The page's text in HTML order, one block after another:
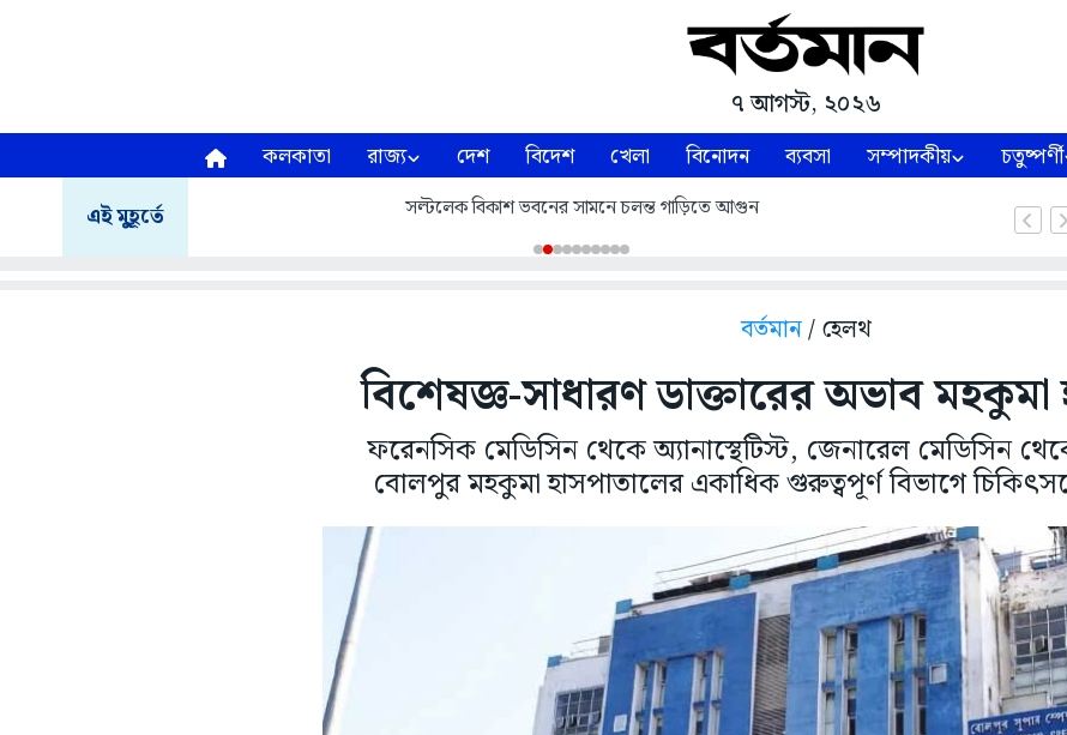
৭ আগস্ট, ২০২৬
কলকাতা রাজ্য দেশ বিদেশ খেলা বিনোদন ব্যবসা সম্পাদকীয় চতুষ্পর্ণী
এই মুহূর্তে সল্টলেক বিকাশ ভবনের সামনে চলন্ত গাড়িতে আগুন
বর্তমান/ হেলথ
বিশেষজ্ঞ-সাধারণ ডাক্তারের অভাব মহকুমা
ফরেনসিক মেডিসিন থেকে অ্যানাস্থেটিস্ট, জেনারেল মেডিসিন
বোলপুর মহকুমা হাসপাতালের একাধিক গুরুত্বপূর্ণ বিভাগে